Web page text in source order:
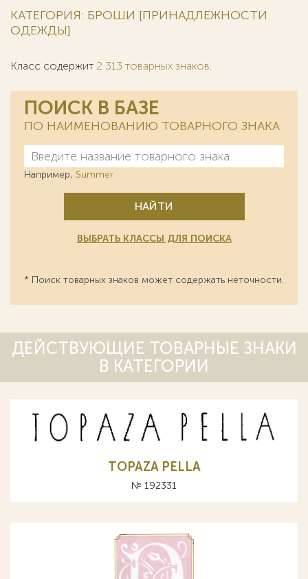
КАТЕГОРИЯ: БРОШИ [ПРИНАДЛЕЖНОСТИ
ОДЕЖДЫ]
Класс содержит 2 313 товарных знаков.
ПОИСК В БАЗЕ
ПО НАИМЕНОВАНИЮ ТОВАРНОГО ЗНАКА
Например, Summer
НАЙТИ
ВЫБРАТЬ КЛАССЫ ДЛЯ ПОИСКА
* Поиск товарных знаков может содержать неточности.
ДЕЙСТВУЮЩИЕ ТОВАРНЫЕ ЗНАКИ
В КАТЕГОРИИ
TOPAZA PELLA
№ 192331